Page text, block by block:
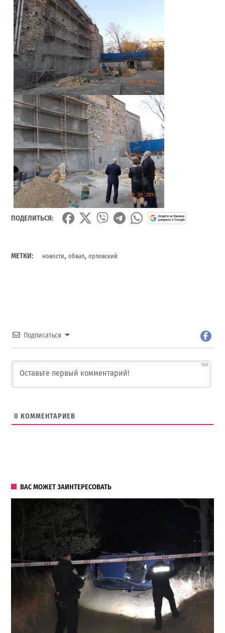
ПОДЕЛИТЬСЯ:
МЕТКИ: новости,обвал,орловский
Подписаться
500
0 КОММЕНТАРИЕВ
ВАС МОЖЕТ ЗАИНТЕРЕСОВАТЬ